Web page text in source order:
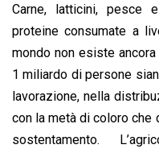
Carne, latticini, pesce
proteine ​​consumate a
mondo non esiste ancora
1 miliardo di persone
lavorazione, nella
con la metà di coloro
sostentamento.